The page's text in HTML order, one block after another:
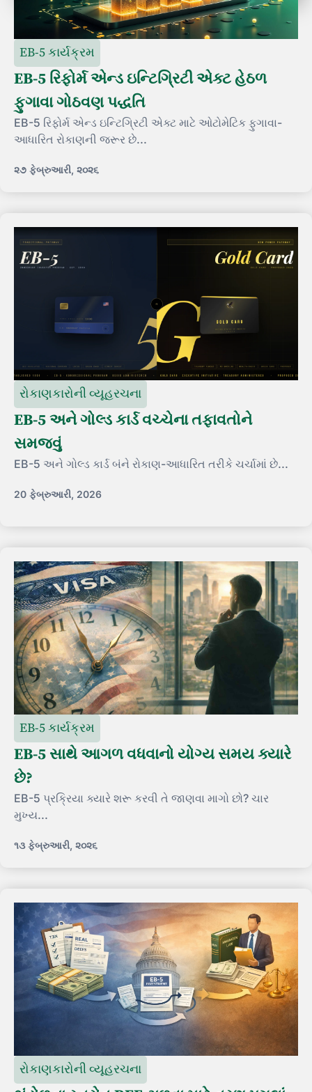
EB-5 કાર્યક્રમ
EB-5 રિફોર્મ એન્ડ ઇન્ટિગ્રિટી એક્ટ હેઠળ
ફુગાવા ગોઠવણ પદ્ધતિ
EB-5 રિફોર્મ એન્ડ ઇન્ટિગ્રિટી એક્ટ માટે ઓટોમેટિક ફુગાવા-
આધારિત રોકાણની જરૂર છે...
૨૭ ફેબ્રુઆરી, ૨૦૨૬
રોકાણકારોની વ્યૂહરચના
EB-5 અને ગોલ્ડ કાર્ડ વચ્ચેના તફાવતોને
સમજવું
EB-5 અને ગોલ્ડ કાર્ડ બંને રોકાણ-આધારિત તરીકે ચર્ચામાં છે...
20 ફેબ્રુઆરી, 2026
EB-5 કાર્યક્રમ
EB-5 સાથે આગળ વધવાનો યોગ્ય સમય ક્યારે
છે?
EB-5 પ્રક્રિયા ક્યારે શરૂ કરવી તે જાણવા માગો છો? ચાર
મુખ્ય...
૧૩ ફેબ્રુઆરી, ૨૦૨૬
રોકાણકારોની વ્યૂહરચના